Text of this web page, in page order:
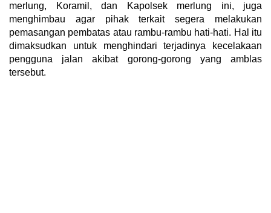
merlung, Koramil, dan Kapolsek merlung ini, juga
menghimbau agar pihak terkait segera melakukan
pemasangan pembatas atau rambu-rambu hati-hati. Hal itu
dimaksudkan untuk menghindari terjadinya kecelakaan
pengguna jalan akibat gorong-gorong yang amblas
tersebut.